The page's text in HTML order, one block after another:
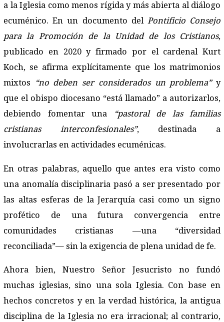
a la Iglesia como menos rígida y más abierta al diálogo
ecuménico. En un documento del Pontificio Consejo
para la Promoción de la Unidad de los Cristianos,
publicado en 2020 y firmado por el cardenal Kurt
Koch, se afirma explícitamente que los matrimonios
mixtos
“no deben ser considerados un problema”y
que el obispo diocesano “está llamado” a autorizarlos,
debiendo fomentar una
“pastoral de las familias
cristianas interconfesionales”, destinada a
involucrarlas en actividades ecuménicas.
En otras palabras, aquello que antes era visto como
una anomalía disciplinaria pasó a ser presentado por
las altas esferas de la Jerarquía casi como un signo
profético de una futura convergencia entre
comunidades cristianas —una “diversidad
reconciliada”— sin la exigencia de plena unidad de fe.
Ahora bien, Nuestro Señor Jesucristo no fundó
muchas iglesias, sino una sola Iglesia. Con base en
hechos concretos y en la verdad histórica, la antigua
disciplina de la Iglesia no era irracional; al contrario,